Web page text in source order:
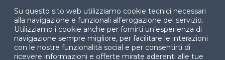
Su questo sito web utilizziamo cookie tecnici necessari
alla navigazione e funzionali all’erogazione del servizio.
Utilizziamo i cookie anche per fornirti un’esperienza di
navigazione sempre migliore, per facilitare le interazioni
con le nostre funzionalità social e per consentirti di
ricevere informazioni e offerte mirate aderenti alle tue